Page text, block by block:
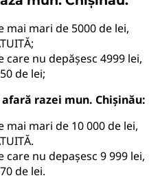
mai mari de 5000 de lei,
care nu depășesc 4999 lei,
de lei;
razei mun. Chișinău:
mai mari de 10 000 de lei,
care nu depașesc 9 999 lei,
de lei.